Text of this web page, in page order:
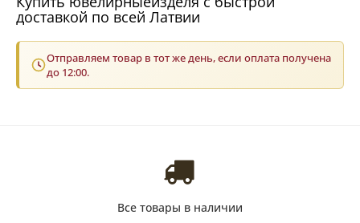
доставкой по всей Латвии
Отправляем товар в тот же день, если оплата получена
до 12:00.
Все товары в наличии